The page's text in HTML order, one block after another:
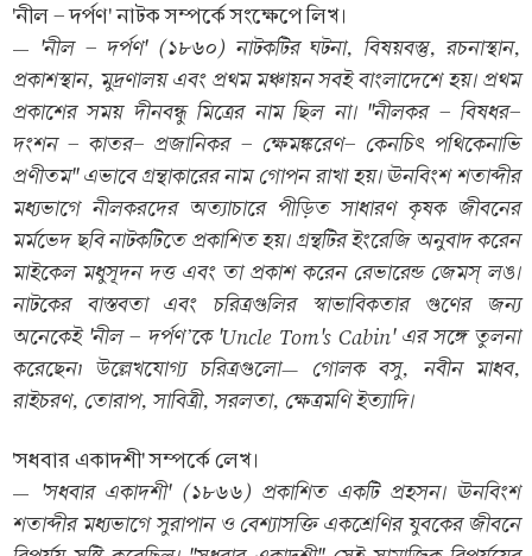
'নীল - দর্পণ' নাটক সম্পর্কে সংক্ষেপে লিখ।
— 'নীল - দর্পণ' (১৮৬০) নাটকটির ঘটনা, বিষয়বস্তু, রচনাস্থান,
প্রকাশস্থান, মুদ্রণালয় এবং প্রথম মঞ্চায়ন সবই বাংলাদেশে হয়। প্রথম
প্রকাশের সময় দীনবন্ধু মিত্রের নাম ছিল না। ''নীলকর - বিষধর-
দংশন - কাতর- প্রজানিকর - ক্ষেমঙ্করেণ- কেনচিৎ পথিকেনাভি
প্রণীতম'' এভাবে গ্রন্থাকারের নাম গোপন রাখা হয়। ঊনবিংশ শতাব্দীর
মধ্যভাগে নীলকরদের অত্যাচারে পীড়িত সাধারণ কৃষক জীবনের
মর্মভেদ ছবি নাটকটিতে প্রকাশিত হয়। গ্রন্থটির ইংরেজি অনুবাদ করেন
মাইকেল মধুসূদন দত্ত এবং তা প্রকাশ করেন রেভারেন্ড জেমস্ লঙ।
নাটকের বাস্তবতা এবং চরিত্রগুলির স্বাভাবিকতার গুণের জন্য
অনেকেই 'নীল - দর্পণ'কে 'Uncle Tom's Cabin' এর সঙ্গে তুলনা
করেছেন৷ উল্লেখযোগ্য চরিত্রগুলো— গোলক বসু, নবীন মাধব,
রাইচরণ, তোরাপ, সাবিত্রী, সরলতা, ক্ষেত্রমণি ইত্যাদি।
'সধবার একাদশী' সম্পর্কে লেখ।
— 'সধবার একাদশী' (১৮৬৬) প্রকাশিত একটি প্রহসন। ঊনবিংশ
শতাব্দীর মধ্যভাগে সুরাপান ও বেশ্যাসক্তি একশ্রেণির যুবকের জীবনে